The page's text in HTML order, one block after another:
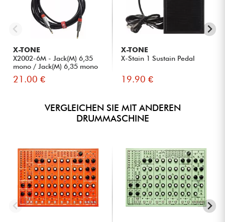
X-TONE
X2002-6M - Jack(M) 6,35
mono / Jack(M) 6,35 mono
S...
21.00 €
X-TONE
X-Stain 1 Sustain Pedal
19.90 €
VERGLEICHEN SIE MIT ANDEREN
DRUMMASCHINE